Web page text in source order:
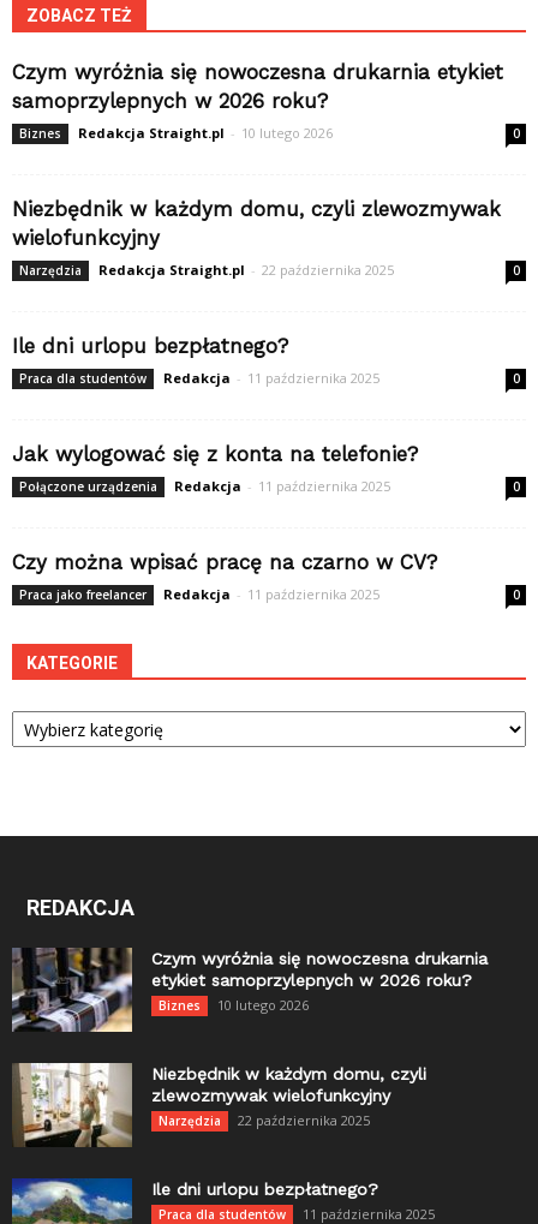
ZOBACZ TEŻ
Czym wyróżnia się nowoczesna drukarnia etykiet
samoprzylepnych w 2026 roku?
Biznes Redakcja Straight.pl - 10 lutego 2026 0
Niezbędnik w każdym domu, czyli zlewozmywak
wielofunkcyjny
Narzędzia Redakcja Straight.pl - 22 października 2025 0
Ile dni urlopu bezpłatnego?
Praca dla studentów Redakcja - 11 października 2025 0
Jak wylogować się z konta na telefonie?
Połączone urządzenia Redakcja - 11 października 2025 0
Czy można wpisać pracę na czarno w CV?
Praca jako freelancer Redakcja - 11 października 2025 0
KATEGORIE
Kategorie
REDAKCJA
Czym wyróżnia się nowoczesna drukarnia
etykiet samoprzylepnych w 2026 roku?
Biznes 10 lutego 2026
Niezbędnik w każdym domu, czyli
zlewozmywak wielofunkcyjny
Narzędzia 22 października 2025
Ile dni urlopu bezpłatnego?
Praca dla studentów 11 października 2025